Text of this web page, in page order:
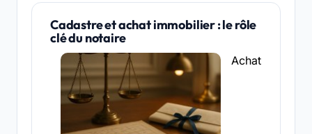
Cadastre et achat immobilier : le rôle
clé du notaire
Achat